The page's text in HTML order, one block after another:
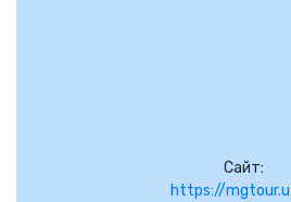
Сайт:
https://